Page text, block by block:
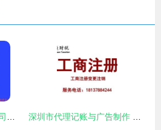
宝山企业汇算清缴代理公司简述 哪些类型的企业需要重点考虑汇算清缴服务 深圳市代理记账与广告制作 企业高效运营的双翼